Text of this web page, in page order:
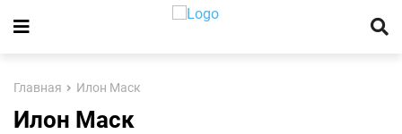
Главная Илон Маск
Илон Маск